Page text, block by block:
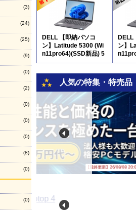
(3)
(24)
(25)
(9)
(0)
(2)
(0)
(0)
(0)
(8)
(0)
(0)
DELL 【即納パソコ
ン】Latitude 5300 (Wi
n11pro64)(SSD新品) 5
N8
DELL
ン】
人気の特集・特売品
【最終更新】26/08/08 20:00